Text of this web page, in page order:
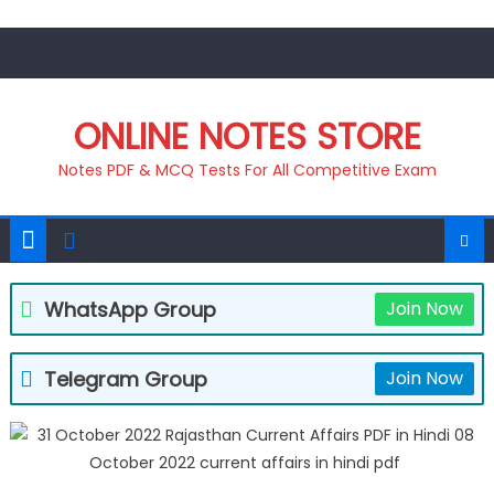
ONLINE NOTES STORE
Notes PDF & MCQ Tests For All Competitive Exam
WhatsApp Group Join Now
Telegram Group Join Now